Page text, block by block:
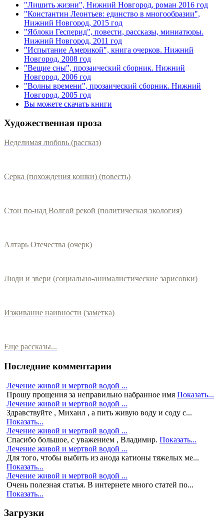
"Лишить жизни", Нижний Новгород, роман 2016 год
"Константин Леонтьев: единство в многообразии",
Нижний Новгород, 2015 год
"Яблоки Гесперид", повести, рассказы, миниатюры.
Нижний Новгород, 2011 год
"Испытание Америкой", книга очерков. Нижний
Новгород, 2008 год
"Вещие сны", прозаический сборник. Нижний
Новгород, 2006 год
"Волны времени", прозаический сборник. Нижний
Новгород, 2005 год
Вы можете скачать книги
Художественная проза
Неделимая любовь (рассказ)
Серка (похождения кошки) (повесть)
Стон по-над Волгой рекой (политическая экология)
Алтарь Отечества (очерк)
Люди и звери (социально-анималистические зарисовки)
Изживание наивности (заметка)
Еще рассказы...
Последние комментарии
Лечение живой и мертвой водой ...
Прошу прощения за неправильно набранное имя Показать...
Лечение живой и мертвой водой ...
Здравствуйте , Михаил , а пить живую воду и соду с...
Показать...
Лечение живой и мертвой водой ...
Спасибо большое, с уважением , Владимир. Показать...
Лечение живой и мертвой водой ...
Для того, чтобы выбить из анода катионы тяжелых ме...
Показать...
Лечение живой и мертвой водой ...
Очень полезная статья. В интернете много статей по...
Показать...
Загрузки